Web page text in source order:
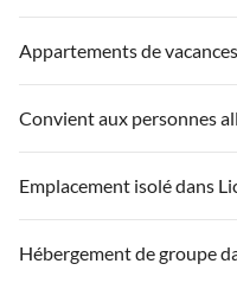
Emplacement isolé dans
Hébergement de groupe